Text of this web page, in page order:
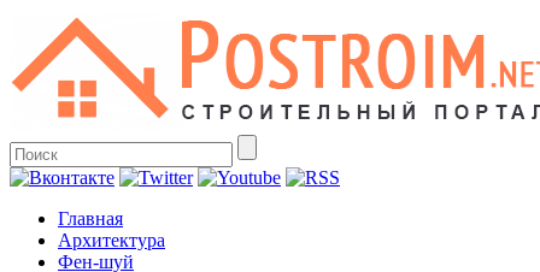
Главная
Архитектура
Фен-шуй